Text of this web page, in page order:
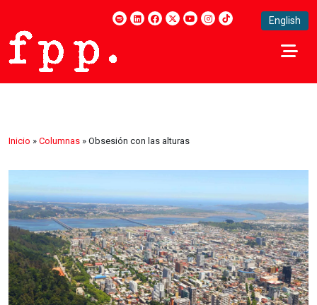
English
Inicio » Columnas » Obsesión con las alturas